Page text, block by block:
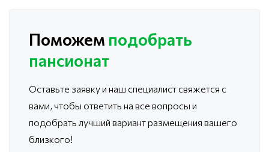
Поможем подобрать
пансионат
Оставьте заявку и наш специалист свяжется с
вами, чтобы ответить на все вопросы и
подобрать лучший вариант размещения вашего
близкого!